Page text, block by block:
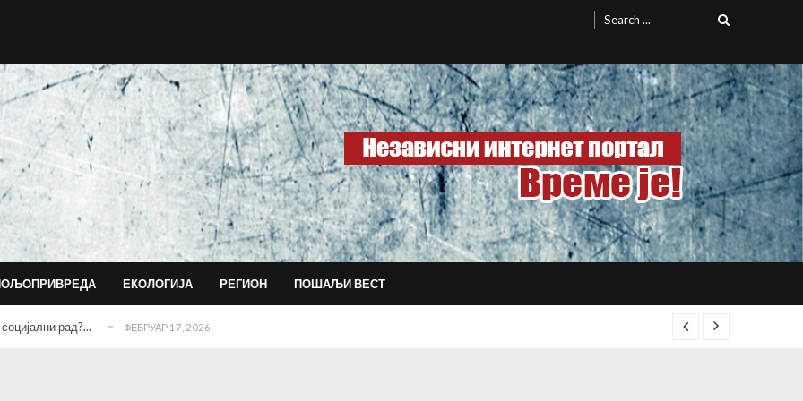
for:
ЕКОЛОГИЈА РЕГИОН ПОШАЉИ ВЕСТ
гимназији... ДЕЦЕМБАР 15, 2025
рад?... ФЕБРУАР 17, 2026